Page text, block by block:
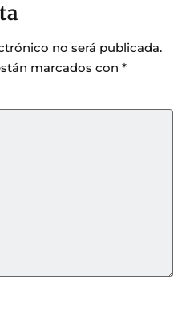
no será publicada.
marcados con *